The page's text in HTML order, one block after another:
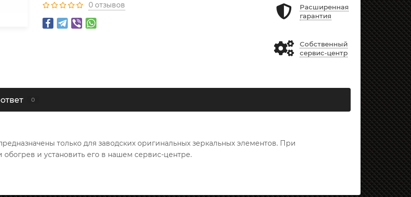
0 отзывов
Расширенная
гарантия
Собственный
сервис-центр
0
только для заводских оригинальных зеркальных элементов. При
и установить его в нашем сервис-центре.